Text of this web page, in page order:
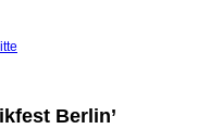
Berlin’